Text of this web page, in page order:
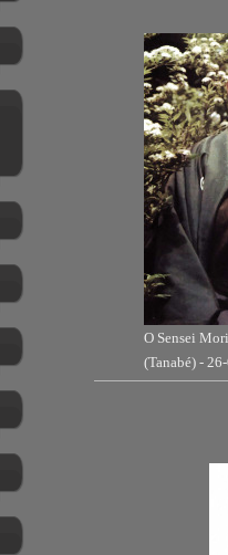
O Sensei
(Tanabé) -